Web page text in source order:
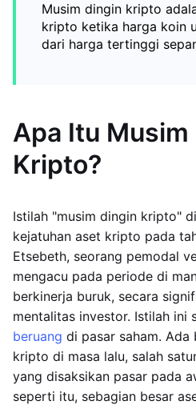
Musim dingin kripto
kripto ketika harga koin
dari harga tertinggi
Apa Itu Musim
Kripto?
Istilah "musim dingin kripto"
kejatuhan aset kripto pada
Etsebeth, seorang pemodal
mengacu pada periode di
berkinerja buruk, secara
mentalitas investor. Istilah ini
beruang di pasar saham.
kripto di masa lalu, salah
yang disaksikan pasar pada
seperti itu, sebagian besar